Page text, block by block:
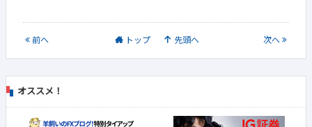
前へ トップ 先頭へ 次へ
オススメ！